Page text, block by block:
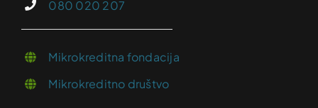
080 020 207
Mikrokreditna fondacija
Mikrokreditno društvo